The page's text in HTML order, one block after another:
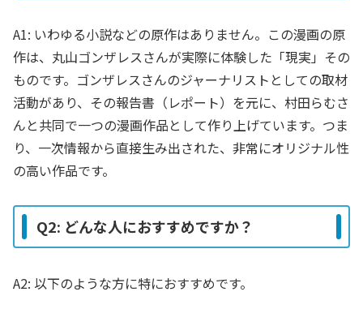
A1: いわゆる小説などの原作はありません。この漫画の原
作は、丸山ゴンザレスさんが実際に体験した「現実」その
ものです。ゴンザレスさんのジャーナリストとしての取材
活動があり、その報告書（レポート）を元に、村田らむさ
んと共同で一つの漫画作品として作り上げています。つま
り、一次情報から直接生み出された、非常にオリジナル性
の高い作品です。
Q2: どんな人におすすめですか？
A2: 以下のような方に特におすすめです。